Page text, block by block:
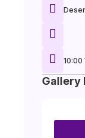
10:00
Gallery